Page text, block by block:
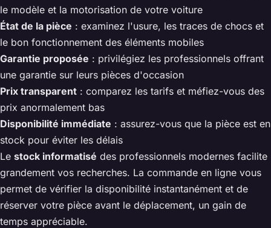
le modèle et la motorisation de votre voiture
État de la pièce : examinez l'usure, les traces de chocs et
le bon fonctionnement des éléments mobiles
Garantie proposée : privilégiez les professionnels offrant
une garantie sur leurs pièces d'occasion
Prix transparent : comparez les tarifs et méfiez-vous des
prix anormalement bas
Disponibilité immédiate : assurez-vous que la pièce est en
stock pour éviter les délais
Le stock informatisé des professionnels modernes facilite
grandement vos recherches. La commande en ligne vous
permet de vérifier la disponibilité instantanément et de
réserver votre pièce avant le déplacement, un gain de
temps appréciable.